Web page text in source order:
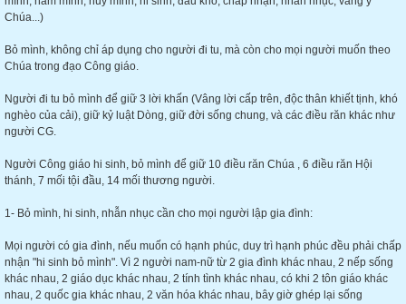
Chúa...)
Bỏ mình, không chỉ áp dụng cho người đi tu, mà còn cho mọi người muốn theo
Chúa trong đạo Công giáo.
Người đi tu bỏ mình để giữ 3 lời khấn (Vâng lời cấp trên, độc thân khiết tịnh, khó
nghèo của cải), giữ kỷ luật Dòng, giữ đời sống chung, và các điều răn khác như
người CG.
Người Công giáo hi sinh, bỏ mình để giữ 10 điều răn Chúa , 6 điều răn Hội
thánh, 7 mối tội đầu, 14 mối thương người.
1- Bỏ mình, hi sinh, nhẫn nhục cần cho mọi người lập gia đình:
Mọi người có gia đình, nếu muốn có hạnh phúc, duy trì hạnh phúc đều phải chấp
nhận "hi sinh bỏ mình". Vì 2 người nam-nữ từ 2 gia đình khác nhau, 2 nếp sống
khác nhau, 2 giáo dục khác nhau, 2 tính tình khác nhau, có khi 2 tôn giáo khác
nhau, 2 quốc gia khác nhau, 2 văn hóa khác nhau, bây giờ ghép lại sống